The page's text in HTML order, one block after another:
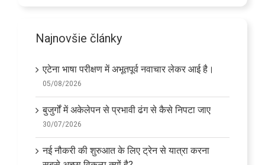
Najnovšie články
एटेना भाषा परीक्षण में अभूतपूर्व नवाचार लेकर आई है।
05/08/2026
बुजुर्गों में अकेलेपन से प्रभावी ढंग से कैसे निपटा जाए
30/07/2026
नई नौकरी की शुरुआत के लिए ट्रेन से यात्रा करना